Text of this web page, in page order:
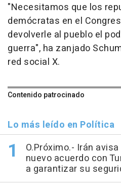
"Necesitamos que los
demócratas en el
devolverle al pueblo el
guerra", ha zanjado
red social X.
Contenido patrocinado
Lo más leído en Política
O.Próximo.- Irán
nuevo acuerdo con
a garantizar su